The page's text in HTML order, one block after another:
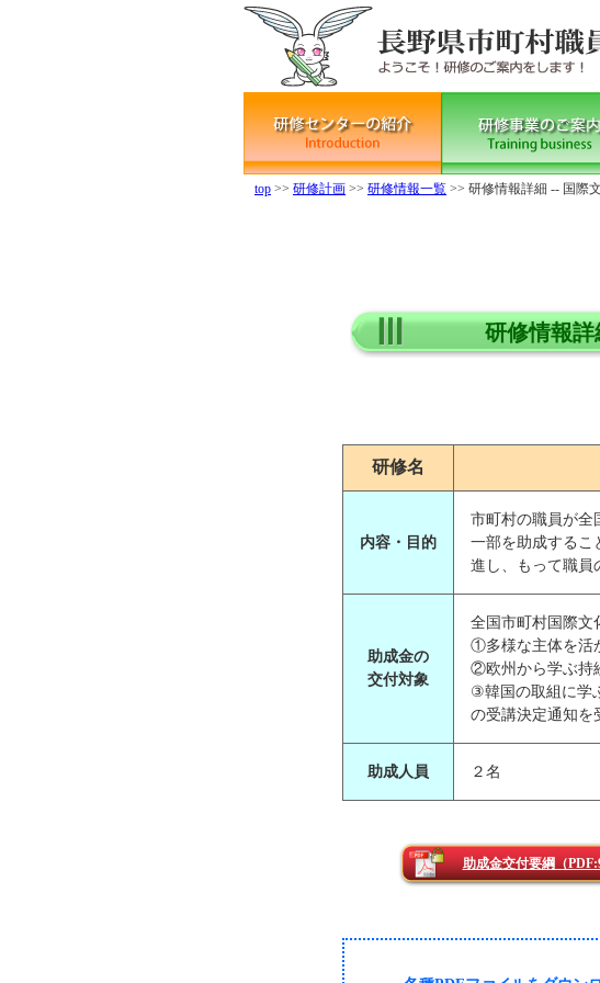
top >> 研修計画 >> 研修情報一覧 >> 研修情報詳細 -- 国際
研修情報
研修名
内容・目的
市町村の職員が全
一部を助成するこ
進し、もって職員
助成金の
交付対象
全国市町村国際文
①多様な主体を活
②欧州から学ぶ持
③韓国の取組に学
の受講決定通知を
助成人員 ２名
助成金交付要綱（